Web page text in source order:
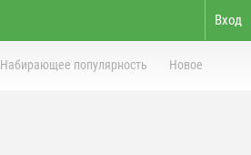
Вход
Набирающее популярность Новое